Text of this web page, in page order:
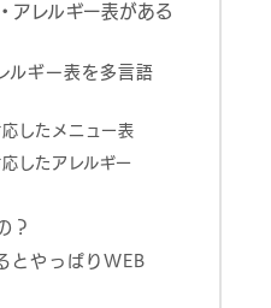
アレルギー表がある
ルギー表を多言語
したメニュー表
したアレルギー
？
とやっぱりWEB